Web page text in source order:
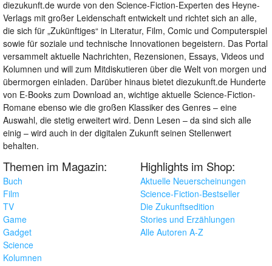
diezukunft.de wurde von den Science-Fiction-Experten des Heyne-
Verlags mit großer Leidenschaft entwickelt und richtet sich an alle,
die sich für „Zukünftiges“ in Literatur, Film, Comic und Computerspiel
sowie für soziale und technische Innovationen begeistern. Das Portal
versammelt aktuelle Nachrichten, Rezensionen, Essays, Videos und
Kolumnen und will zum Mitdiskutieren über die Welt von morgen und
übermorgen einladen. Darüber hinaus bietet diezukunft.de Hunderte
von E-Books zum Download an, wichtige aktuelle Science-Fiction-
Romane ebenso wie die großen Klassiker des Genres – eine
Auswahl, die stetig erweitert wird. Denn Lesen – da sind sich alle
einig – wird auch in der digitalen Zukunft seinen Stellenwert
behalten.
Themen im Magazin:
Buch
Film
TV
Game
Gadget
Science
Kolumnen
Highlights im Shop:
Aktuelle Neuerscheinungen
Science-Fiction-Bestseller
Die Zukunftsedition
Stories und Erzählungen
Alle Autoren A-Z